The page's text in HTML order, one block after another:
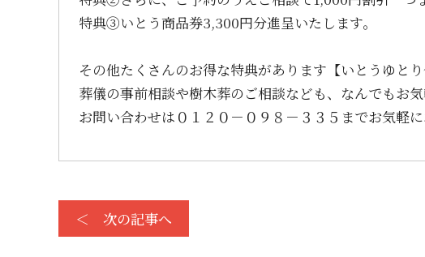
特典③いとう商品券3,300円分進呈いたします。
その他たくさんのお得な特典があります【いとうゆと
葬儀の事前相談や樹木葬のご相談なども、なんでもお
お問い合わせは０１２０－０９８－３３５までお気軽に
＜ 次の記事へ